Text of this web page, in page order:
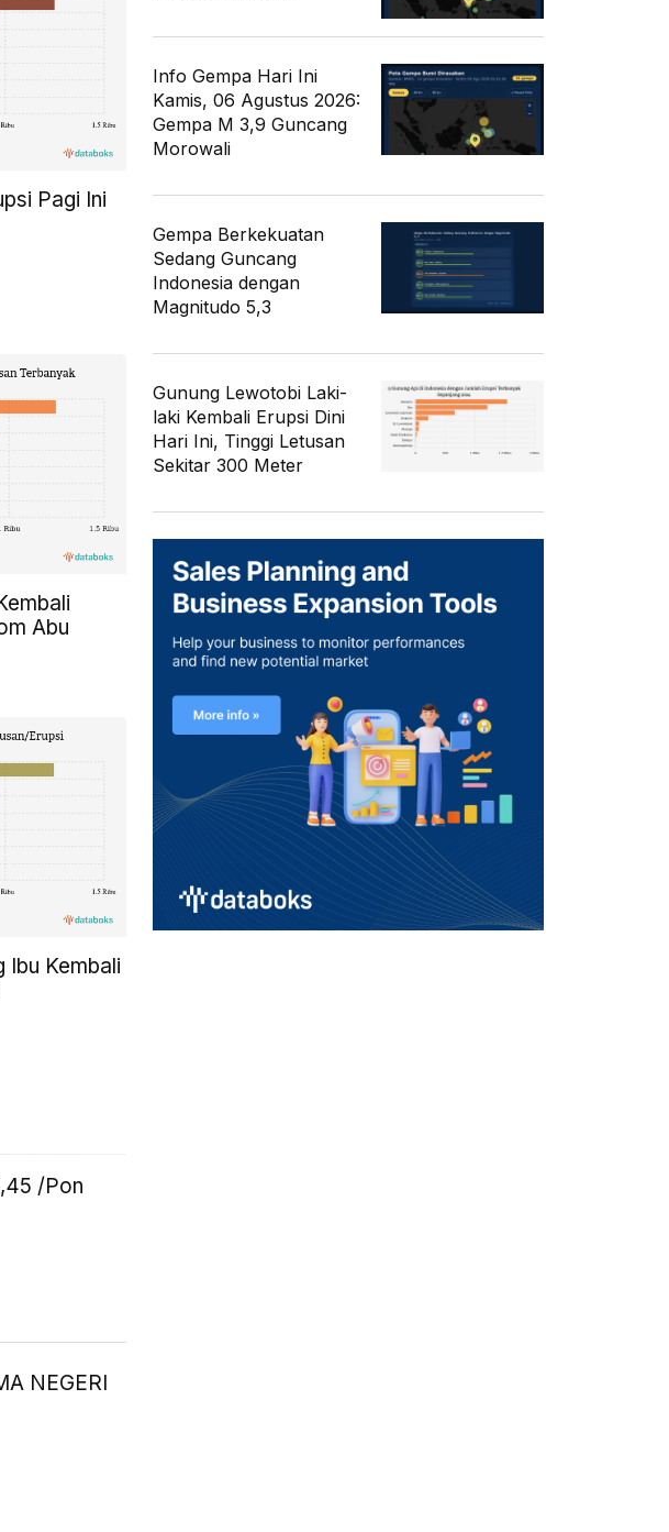
Pagi Ini
Abu
Ibu Kembali
/Pon
NEGERI
Info Gempa Hari Ini
Kamis, 06 Agustus 2026:
Gempa M 3,9 Guncang
Morowali
Gempa Berkekuatan
Sedang Guncang
Indonesia dengan
Magnitudo 5,3
Gunung Lewotobi Laki-
laki Kembali Erupsi Dini
Hari Ini, Tinggi Letusan
Sekitar 300 Meter